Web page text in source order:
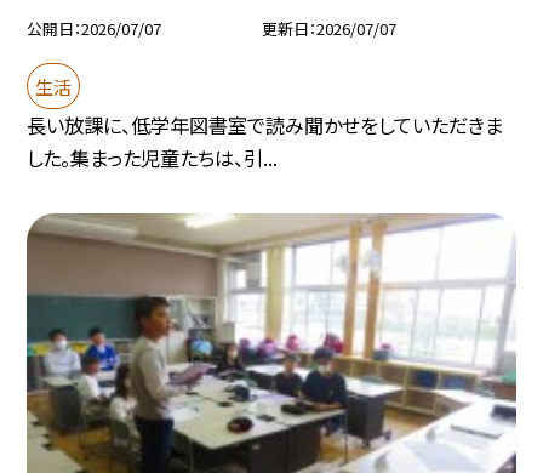
公開日 2026/07/07 更新日 2026/07/07
生活
長い放課に、低学年図書室で読み聞かせをしていただきま
した。集まった児童たちは、引...